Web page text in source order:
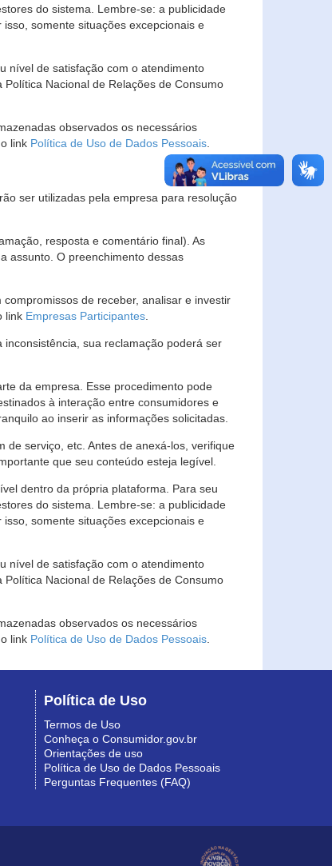
do sistema. Lembre-se: a publicidade
somente situações excepcionais e
nível de satisfação com o atendimento
Nacional de Relações de Consumo
observados os necessários
link Política de Uso de Dados Pessoais
ser utilizadas pela empresa para resolução
resposta e comentário final). As
assunto. O preenchimento dessas
de receber, analisar e investir
link Empresas Participantes
sua reclamação poderá ser
da empresa. Esse procedimento pode
à interação entre consumidores e
ao inserir as informações solicitadas.
de serviço, etc. Antes de anexá-los, verifique
que seu conteúdo esteja legível.
dentro da própria plataforma. Para seu
do sistema. Lembre-se: a publicidade
somente situações excepcionais e
nível de satisfação com o atendimento
Nacional de Relações de Consumo
observados os necessários
link Política de Uso de Dados Pessoais
Política de Uso
Termos de Uso
Conheça o Consumidor.gov.br
Orientações de uso
Política de Uso de Dados Pessoais
Perguntas Frequentes (FAQ)